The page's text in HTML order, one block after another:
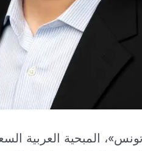
المبحية العربية